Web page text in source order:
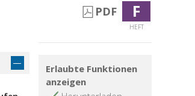
PDF F
HEFT
Erlaubte Funktionen
anzeigen